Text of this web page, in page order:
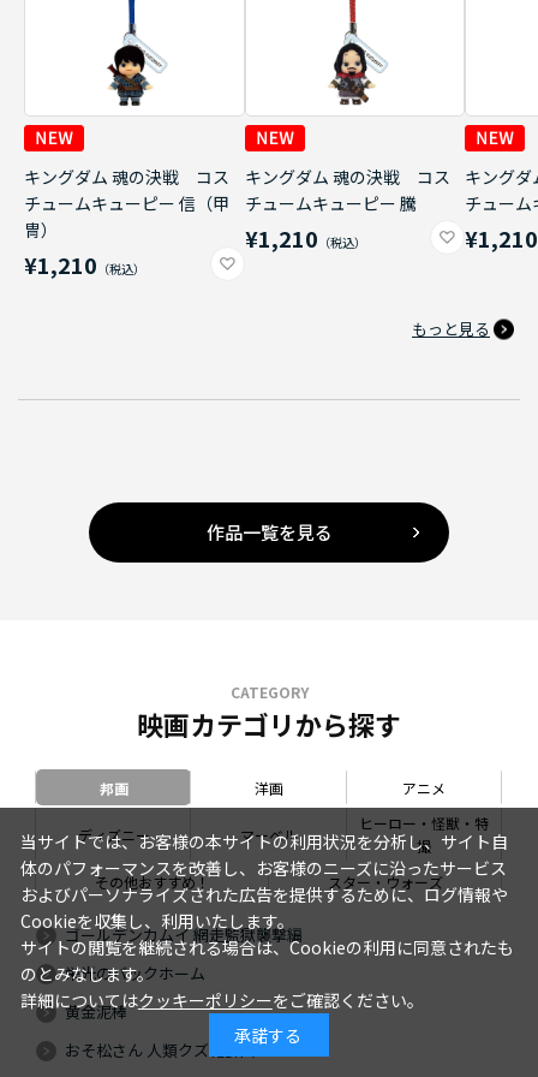
キングダム 魂の決戦 コス
チュームキューピー 信（甲
冑）
¥1,210
キングダム 魂の決戦 コス
チュームキューピー 騰
¥1,210
キング
チューム
¥1,210
もっと見る
作品一覧を見る
CATEGORY
映画カテゴリから探す
邦画 洋画 アニメ
ディズニー マーベル
ヒーロー・怪獣・特
撮
その他おすすめ！
スター・ウォーズ
ゴールデンカムイ 網走監獄襲撃編
栄光のバックホーム
黄金泥棒
おそ松さん 人類クズ化計画!!!!!?
当サイトでは、お客様の本サイトの利用状況を分析し、サイト自
体のパフォーマンスを改善し、お客様のニーズに沿ったサービス
およびパーソナライズされた広告を提供するために、ログ情報や
Cookieを収集し、利用いたします。
サイトの閲覧を継続される場合は、Cookieの利用に同意されたも
のとみなします。
詳細についてはクッキーポリシーをご確認ください。
承諾する